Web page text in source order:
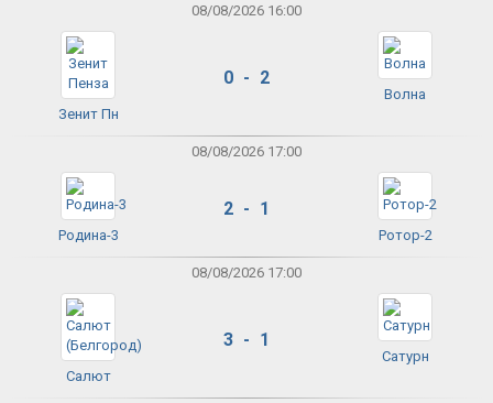
08/08/2026 16:00
Зенит Пн
0 - 2
Волна
08/08/2026 17:00
Родина-3
2 - 1
Ротор-2
08/08/2026 17:00
Салют
3 - 1
Сатурн